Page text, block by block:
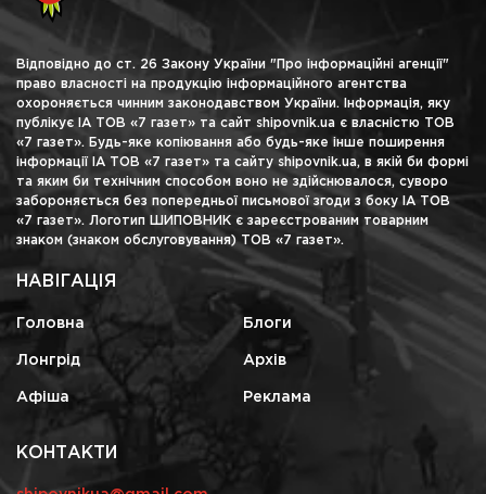
Відповідно до ст. 26 Закону України "Про інформаційні агенції"
право власності на продукцію інформаційного агентства
охороняється чинним законодавством України. Інформація, яку
публікує ІА ТОВ «7 газет» та сайт shipovnik.ua є власністю ТОВ
«7 газет». Будь-яке копіювання або будь-яке інше поширення
інформації ІА ТОВ «7 газет» та сайту shipovnik.ua, в якій би формі
та яким би технічним способом воно не здійснювалося, суворо
забороняється без попередньої письмової згоди з боку ІА ТОВ
«7 газет». Логотип ШИПОВНИК є зареєстрованим товарним
знаком (знаком обслуговування) ТОВ «7 газет».
НАВІГАЦІЯ
Головна Блоги
Лонгрід Архів
Афіша Реклама
КОНТАКТИ